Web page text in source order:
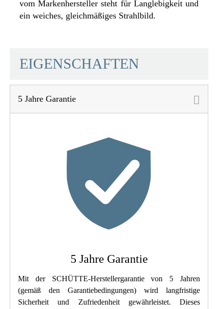
vom Markenhersteller steht für Langlebigkeit und
ein weiches, gleichmäßiges Strahlbild.
Material Zink
Chrom
Niederdruck
1,4 Kg
5,2 Cm
Länge 24,0 Cm
Geschirrbrause Ja
EIGENSCHAFTEN
5 Jahre Garantie
5 Jahre Garantie
Mit der SCHÜTTE-Herstellergarantie von 5 Jahren
(gemäß den Garantiebedingungen) wird langfristige
Sicherheit und Zufriedenheit gewährleistet. Dieses